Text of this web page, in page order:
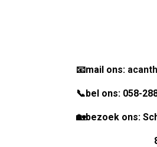
📧mail ons:
📞bel ons: 058-
🏡bezoek ons: